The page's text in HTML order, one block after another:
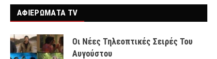
ΑΦΙΕΡΩΜΑΤΑ TV
Οι Νέες Τηλεοπτικές Σειρές Του
Αυγούστου